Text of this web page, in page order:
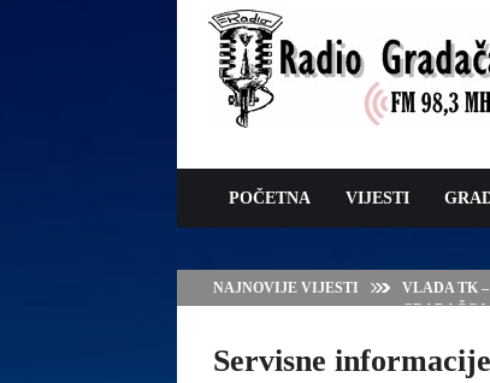
POČETNA VIJESTI
NAJNOVIJE VIJESTI
VLADA TK
GRADAČCA
Servisne